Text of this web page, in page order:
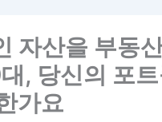
자산을 부동
, 당신의 포트
가요